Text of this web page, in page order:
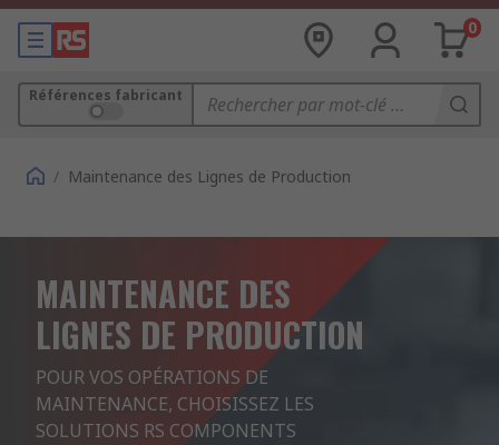
0
Références fabricant
/ Maintenance des Lignes de Production
MAINTENANCE DES
LIGNES DE PRODUCTION
POUR VOS OPÉRATIONS DE
MAINTENANCE, CHOISISSEZ LES
SOLUTIONS RS COMPONENTS